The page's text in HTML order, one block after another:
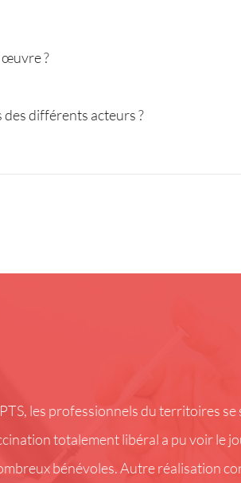
œuvre ?
différents acteurs ?
les professionnels du territoires
totalement libéral a pu voir le
bénévoles. Autre réalisation